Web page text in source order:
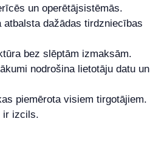
un operētājsistēmās.
dažādas tirdzniecības
bez slēptām izmaksām.
nodrošina lietotāju datu un
piemērota visiem tirgotājiem.
ir izcils.